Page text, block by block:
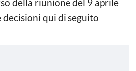
della riunione del 9 aprile
decisioni qui di seguito